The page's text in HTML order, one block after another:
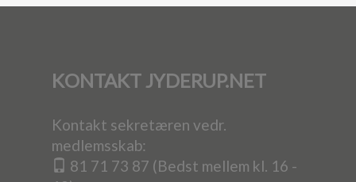
KONTAKT JYDERUP.NET
Kontakt sekretæren vedr.
medlemsskab:
81 71 73 87 (Bedst mellem kl. 16 -